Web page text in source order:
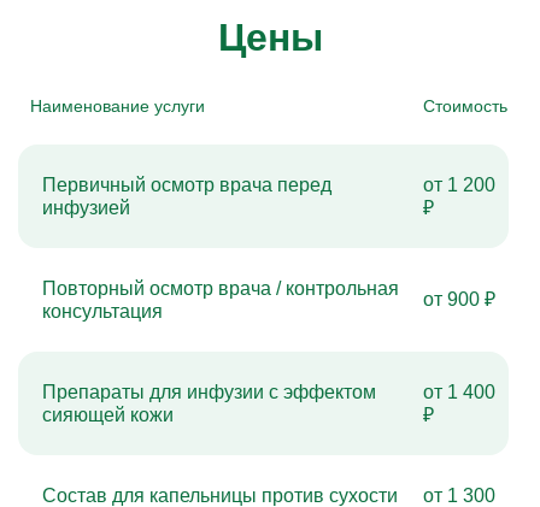
Цены
Наименование услуги Стоимость
Первичный осмотр врача перед
инфузией
от 1 200
₽
Повторный осмотр врача / контрольная
консультация
от 900 ₽
Препараты для инфузии с эффектом
сияющей кожи
от 1 400
₽
Состав для капельницы против сухости
от 1 300